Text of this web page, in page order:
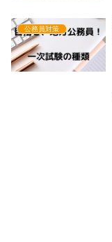
公務員対策